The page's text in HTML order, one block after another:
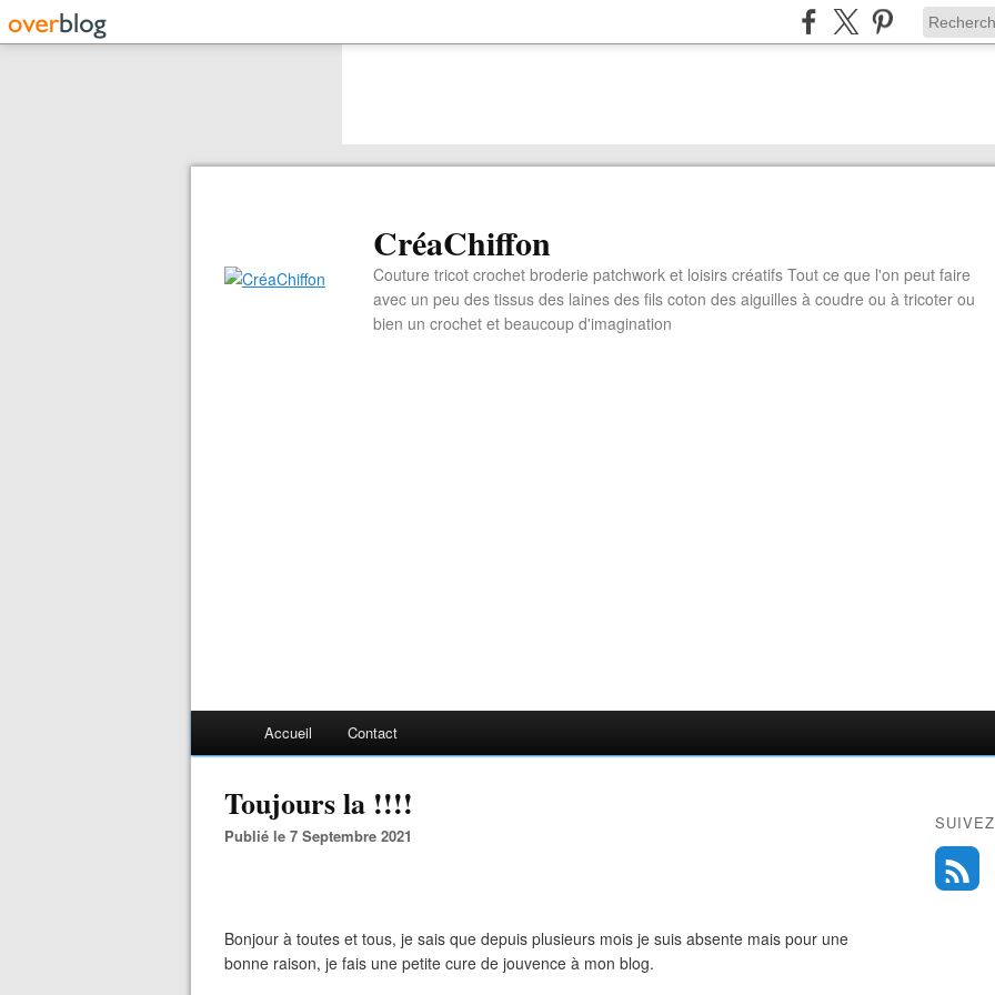
CréaChiffon
Couture tricot crochet broderie patchwork et loisirs créatifs Tout ce que l'on peut faire
avec un peu des tissus des laines des fils coton des aiguilles à coudre ou à tricoter ou
bien un crochet et beaucoup d'imagination
Accueil Contact
Toujours la !!!!
Publié le 7 Septembre 2021
Bonjour à toutes et tous, je sais que depuis plusieurs mois je suis absente mais pour une
bonne raison, je fais une petite cure de jouvence à mon blog.